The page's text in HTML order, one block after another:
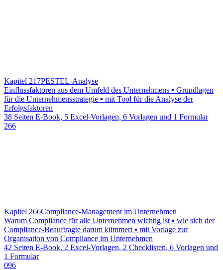
Kapitel 217PESTEL-Analyse
Einflussfaktoren aus dem Umfeld des Unternehmens ▪ Grundlagen
für die Unternehmensstrategie ▪ mit Tool für die Analyse der
Erfolgsfaktoren
38 Seiten E-Book, 5 Excel-Vorlagen, 6 Vorlagen und 1 Formular
266
Kapitel 266Compliance-Management im Unternehmen
Warum Compliance für alle Unternehmen wichtig ist ▪ wie sich der
Compliance-Beauftragte darum kümmert ▪ mit Vorlage zur
Organisation von Compliance im Unternehmen
42 Seiten E-Book, 2 Excel-Vorlagen, 2 Checklisten, 6 Vorlagen und
1 Formular
096